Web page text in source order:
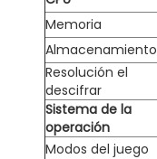
Memoria
Almacenamiento
Resolución el
descifrar
Sistema de la
operación
Modos del juego